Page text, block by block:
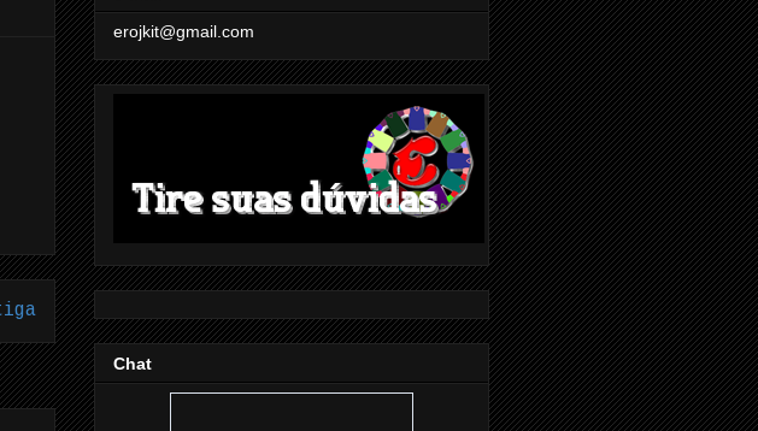
erojkit@gmail.com
Chat